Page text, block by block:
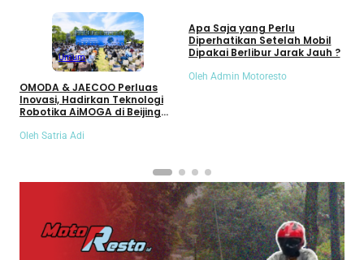
Umum
OMODA & JAECOO Perluas
Inovasi, Hadirkan Teknologi
Robotika AiMOGA di Beijing
Oleh Satria Adi
Apa Saja yang Perlu
Diperhatikan Setelah Mobil
Dipakai Berlibur Jarak Jauh ?
Oleh Admin Motoresto